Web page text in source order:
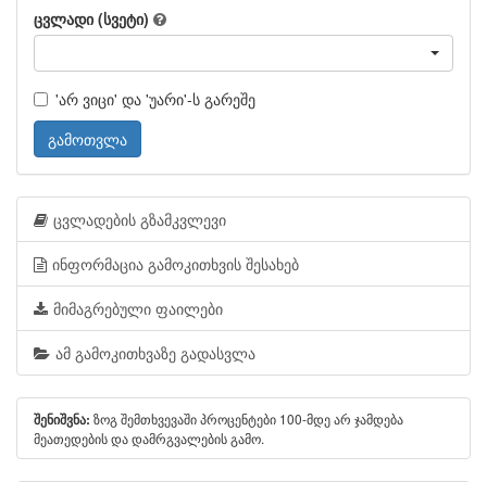
ცვლადი (სვეტი)
'არ ვიცი' და 'უარი'-ს გარეშე
გამოთვლა
ცვლადების გზამკვლევი
ინფორმაცია გამოკითხვის შესახებ
მიმაგრებული ფაილები
ამ გამოკითხვაზე გადასვლა
შენიშვნა: ზოგ შემთხვევაში პროცენტები 100-მდე არ ჯამდება
მეათედების და დამრგვალების გამო.